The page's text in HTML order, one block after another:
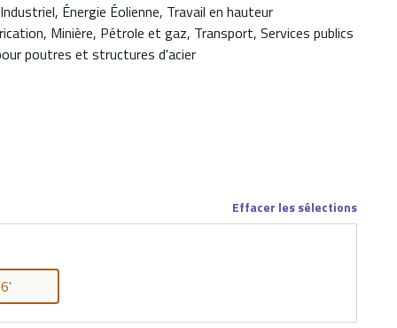
Énergie Éolienne, Travail en hauteur
Minière, Pétrole et gaz, Transport, Services publics
poutres et structures d'acier
Effacer les sélections
6'